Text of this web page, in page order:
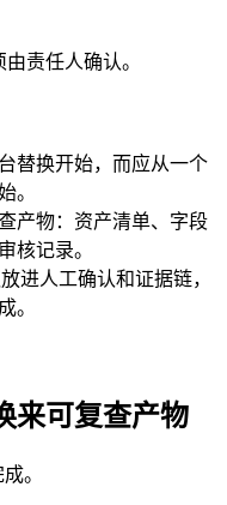
责任人确认。
替换开始，而应从一个
。
产物：资产清单、字段
核记录。
进人工确认和证据链，
。
来可复查产物
。